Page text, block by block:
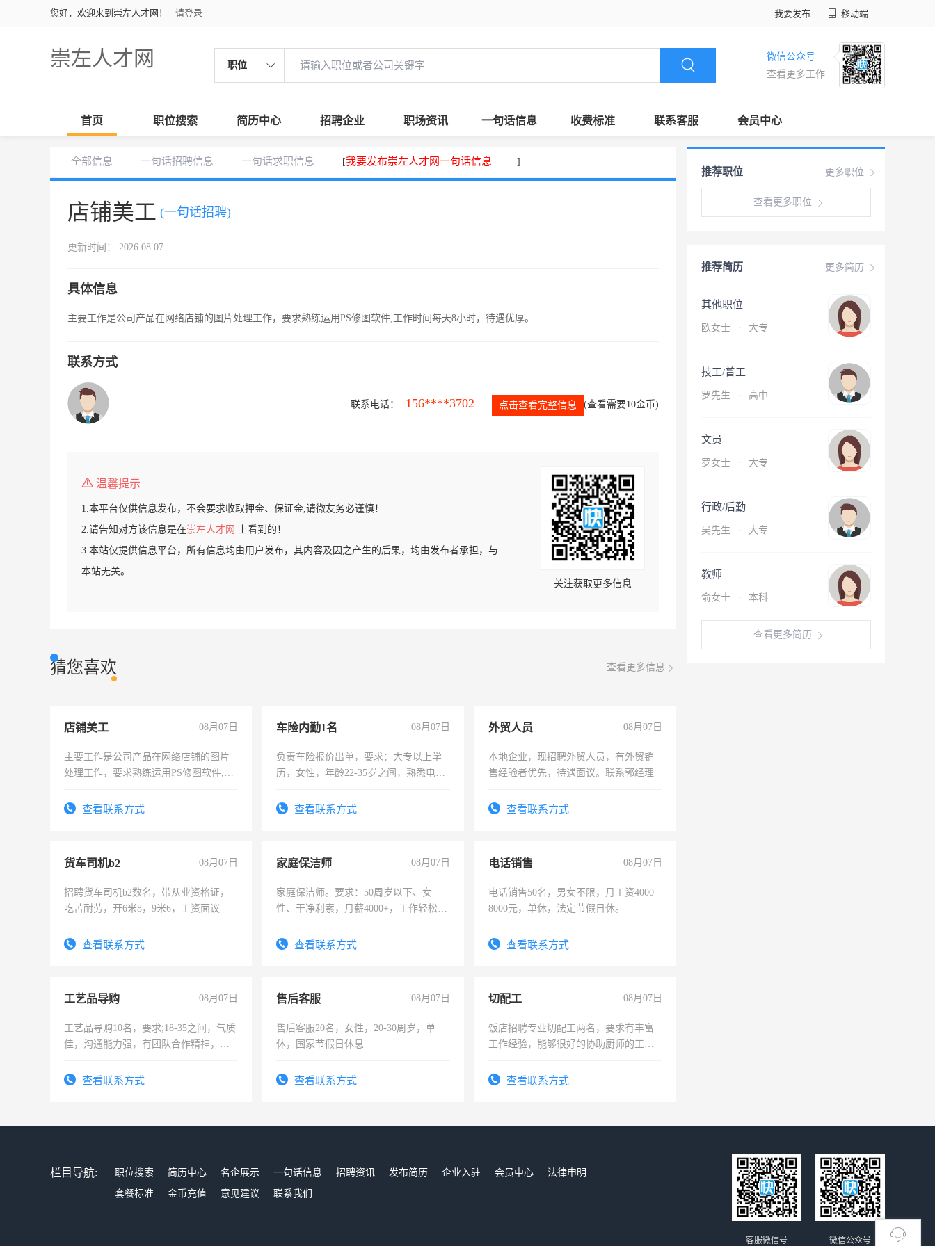
您好，欢迎来到崇左人才网！ 请登录 我要发布 移动端
崇左人才网 职位
微信公众号
查看更多工作
首页 职位搜索 简历中心 招聘企业 职场资讯 一句话信息 收费标准 联系客服 会员中心
全部信息 一句话招聘信息 一句话求职信息 [我要发布崇左人才网一句话信息 ]
店铺美工 (一句话招聘)
更新时间： 2026.08.07
具体信息
主要工作是公司产品在网络店铺的图片处理工作，要求熟练运用PS修图软件,工作时间每天8小时，待遇优厚。
联系方式
联系电话： 156****3702 点击查看完整信息 (查看需要10金币)
温馨提示
1.本平台仅供信息发布，不会要求收取押金、保证金,请微友务必谨慎！
2.请告知对方该信息是在崇左人才网
上看到的！
3.本站仅提供信息平台，所有信息均由用户发布，其内容及因之产生的后果，均由发布者承担，与
本站无关。
关注获取更多信息
猜您喜欢 查看更多信息
店铺美工 08月07日
主要工作是公司产品在网络店铺的图片
处理工作，要求熟练运用PS修图软件,工
查看联系方式
车险内勤1名 08月07日
负责车险报价出单，要求：大专以上学
历，女性，年龄22-35岁之间，熟悉电脑
试用期1-3个月，转正后交纳五险，
查看联系方式
外贸人员 08月07日
本地企业，现招聘外贸人员，有外贸销
售经验者优先，待遇面议。联系郭经理
查看联系方式
货车司机b2 08月07日
招聘货车司机b2数名，带从业资格证，
吃苦耐劳，开6米8，9米6，工资面议
查看联系方式
家庭保洁师 08月07日
家庭保洁师。要求：50周岁以下、女
性、干净利索，月薪4000+，工作轻松，
太太等。查看联系方式
电话销售 08月07日
电话销售50名，男女不限，月工资4000-
8000元，单休，法定节假日休。
查看联系方式
工艺品导购 08月07日
工艺品导购10名，要求;18-35之间，气质
佳，沟通能力强，有团队合作精神，有
查看联系方式
售后客服 08月07日
售后客服20名，女性，20-30周岁，单
休，国家节假日休息
查看联系方式
切配工 08月07日
饭店招聘专业切配工两名，要求有丰富
工作经验，能够很好的协助厨师的工
4500。查看联系方式
更多职位
推荐职位
查看更多职位
更多简历
推荐简历
其他职位
欧女士 · 大专
技工/普工
罗先生 · 高中
文员
罗女士 · 大专
行政/后勤
吴先生 · 大专
教师
俞女士 · 本科
查看更多简历
栏目导航: 职位搜索 简历中心 名企展示 一句话信息 招聘资讯 发布简历 企业入驻 会员中心
法律申明
套餐标准
金币充值 意见建议 联系我们
微信公众号
客服微信号